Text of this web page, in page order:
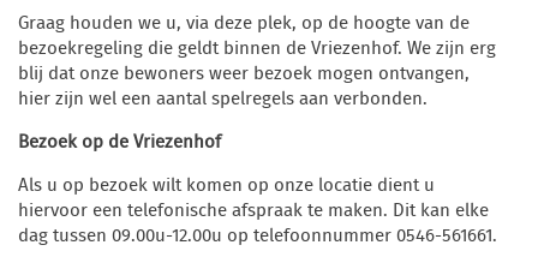
Graag houden we u, via deze plek, op de hoogte van de
bezoekregeling die geldt binnen de Vriezenhof. We zijn erg
blij dat onze bewoners weer bezoek mogen ontvangen,
hier zijn wel een aantal spelregels aan verbonden.
Bezoek op de Vriezenhof
Als u op bezoek wilt komen op onze locatie dient u
hiervoor een telefonische afspraak te maken. Dit kan elke
dag tussen 09.00u-12.00u op telefoonnummer 0546-561661.